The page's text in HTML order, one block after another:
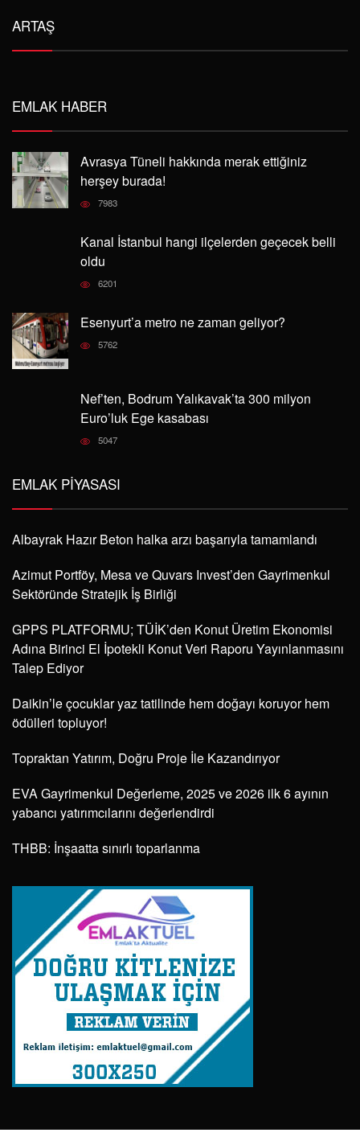
ARTAŞ
EMLAK HABER
Avrasya Tüneli hakkında merak ettiğiniz
herşey burada!
7983
Kanal İstanbul hangi ilçelerden geçecek belli
oldu
6201
Esenyurt’a metro ne zaman geliyor?
5762
Nef’ten, Bodrum Yalıkavak’ta 300 milyon
Euro’luk Ege kasabası
5047
EMLAK PIYASASI
Albayrak Hazır Beton halka arzı başarıyla tamamlandı
Azimut Portföy, Mesa ve Quvars Invest’den Gayrimenkul
Sektöründe Stratejik İş Birliği
GPPS PLATFORMU; TÜİK’den Konut Üretim Ekonomisi
Adına Birinci El İpotekli Konut Veri Raporu Yayınlanmasını
Talep Ediyor
Daikin’le çocuklar yaz tatilinde hem doğayı koruyor hem
ödülleri topluyor!
Topraktan Yatırım, Doğru Proje İle Kazandırıyor
EVA Gayrimenkul Değerleme, 2025 ve 2026 ilk 6 ayının
yabancı yatırımcılarını değerlendirdi
THBB: İnşaatta sınırlı toparlanma